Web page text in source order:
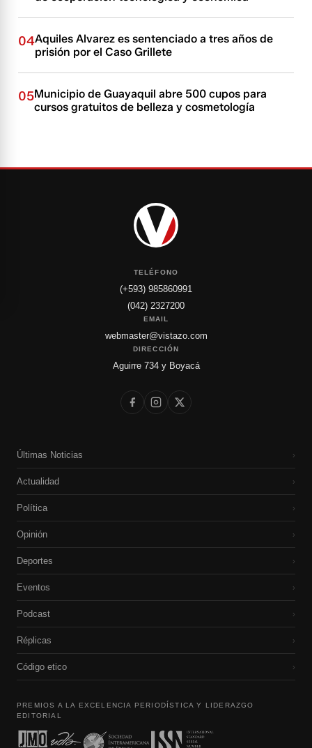
04Aquiles Alvarez es sentenciado a tres años de
prisión por el Caso Grillete
05Municipio de Guayaquil abre 500 cupos para
cursos gratuitos de belleza y cosmetología
TELÉFONO
(+593) 985860991
(042) 2327200
EMAIL
webmaster@vistazo.com
DIRECCIÓN
Aguirre 734 y Boyacá
Últimas Noticias ›
Actualidad ›
Política ›
Opinión ›
Deportes ›
Eventos ›
Podcast ›
Réplicas ›
Código etico ›
PREMIOS A LA EXCELENCIA PERIODÍSTICA Y LIDERAZGO
EDITORIAL